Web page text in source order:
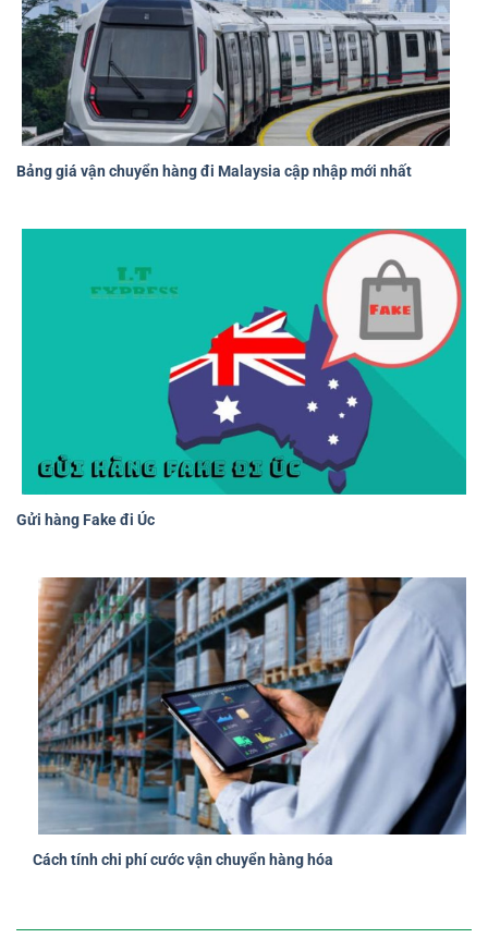
Bảng giá vận chuyển hàng đi Malaysia cập nhập mới nhất
Gửi hàng Fake đi Úc
Cách tính chi phí cước vận chuyển hàng hóa